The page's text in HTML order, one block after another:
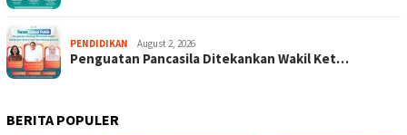
PENDIDIKAN August 2, 2026
Penguatan Pancasila Ditekankan Wakil Ket…
BERITA POPULER